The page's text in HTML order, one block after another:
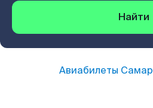
Найти
Авиабилеты